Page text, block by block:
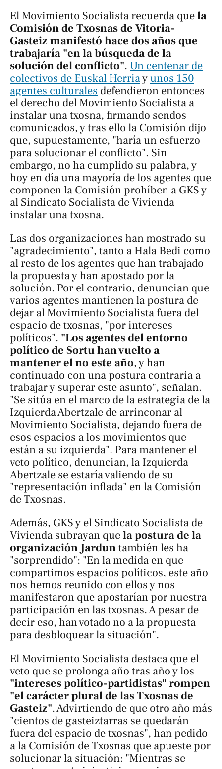
El Movimiento Socialista recuerda quela
Comisión de Txosnas de Vitoria-
Gasteiz manifestó hace dos años que
trabajaría "en la búsqueda de la
solución del conflicto". Un centenar de
colectivos de Euskal Herriayunos 150
agentes culturales defendieron entonces
el derecho del Movimiento Socialista a
instalar una txosna, firmando sendos
comunicados, y tras ello la Comisión dijo
que, supuestamente, "haría un esfuerzo
para solucionar el conflicto". Sin
embargo, no ha cumplido su palabra, y
hoy en día una mayoría de los agentes que
componen la Comisión prohíben a GKS y
al Sindicato Socialista de Vivienda
instalar una txosna.
Las dos organizaciones han mostrado su
"agradecimiento", tanto a Hala Bedi como
al resto de los agentes que han trabajado
la propuesta y han apostado por la
solución. Por el contrario, denuncian que
varios agentes mantienen la postura de
dejar al Movimiento Socialista fuera del
espacio de txosnas, "por intereses
políticos". "Los agentes del entorno
político de Sortu han vuelto a
mantener el no este año, y han
continuado con una postura contraria a
trabajar y superar este asunto", señalan.
"Se sitúa en el marco de la estrategia de la
Izquierda Abertzale de arrinconar al
Movimiento Socialista, dejando fuera de
esos espacios a los movimientos que
están a su izquierda". Para mantener el
veto político, denuncian, la Izquierda
Abertzale se estaría valiendo de su
"representación inflada" en la Comisión
de Txosnas.
Además, GKS y el Sindicato Socialista de
Vivienda subrayan quela postura de la
organización Jarduntambién les ha
"sorprendido": "En la medida en que
compartimos espacios políticos, este año
nos hemos reunido con ellos y nos
manifestaron que apostarían por nuestra
participación en las txosnas. A pesar de
decir eso, han votado no a la propuesta
para desbloquear la situación".
El Movimiento Socialista destaca que el
veto que se prolonga año tras año y los
"intereses político-partidistas" rompen
"el carácter plural de las Txosnas de
Gasteiz". Advirtiendo de que otro año más
"cientos de gasteiztarras se quedarán
fuera del espacio de txosnas", han pedido
a la Comisión de Txosnas que apueste por
solucionar la situación: "Mientras se